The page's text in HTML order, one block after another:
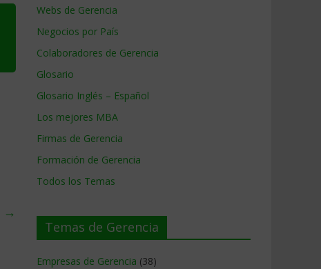
→
Webs de Gerencia
Negocios por País
Colaboradores de Gerencia
Glosario
Glosario Inglés – Español
Los mejores MBA
Firmas de Gerencia
Formación de Gerencia
Todos los Temas
Temas de Gerencia
Empresas de Gerencia (38)